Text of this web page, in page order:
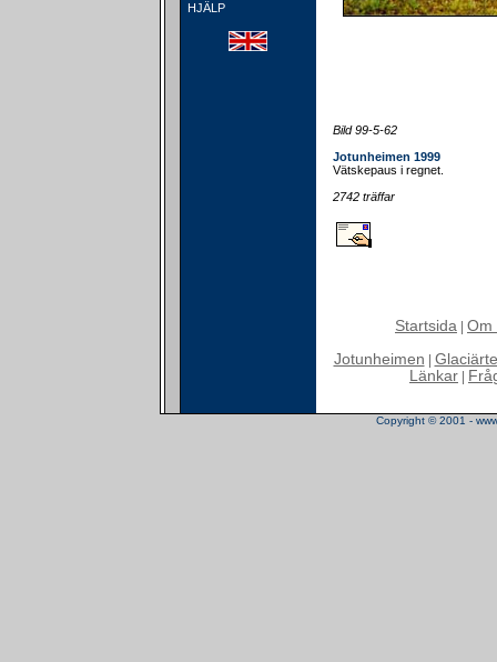
HJÄLP
Bild 99-5-62
Jotunheimen 1999
Vätskepaus i regnet.
2742 träffar
Startsida Om
Jotunheimen
Länkar
Copyright © 2001 -